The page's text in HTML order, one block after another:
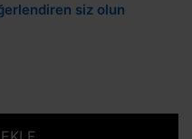
siz olun